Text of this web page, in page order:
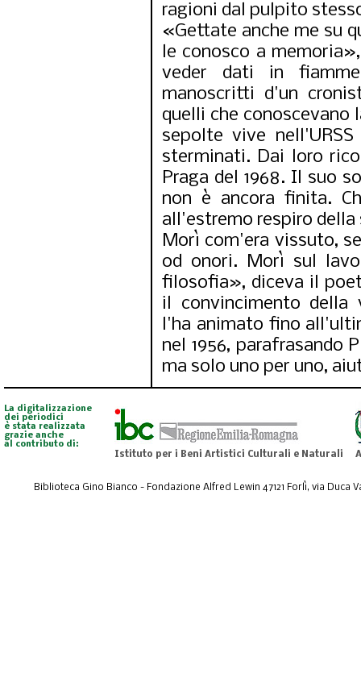
ragioni dal pulpito
«Gettate anche me su
le conosco a
veder dati in
manoscritti d'un
quelli che conoscevano
sepolte vive
sterminati. Dai loro
Praga del 1968. Il suo
non è ancora finita.
all'estremo respiro della
Morì com'era vissuto,
od onori. Morì sul
filosofia», diceva il
il convincimento della
l'ha animato fino
nel 1956, parafrasando
ma solo uno per uno,
La digitalizzazione
dei periodici
è stata realizzata
grazie anche
al contributo di:
Istituto per i Beni Artistici Culturali e Naturali
Biblioteca Gino Bianco - Fondazione Alfred Lewin 47121 Forlì, via Duca